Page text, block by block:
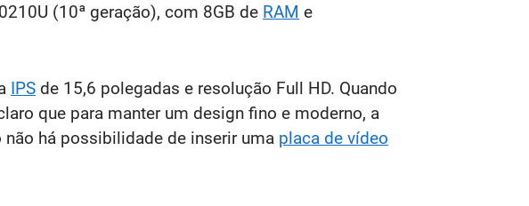
(10ª geração), com 8GB de RAM e
IPS de 15,6 polegadas e resolução Full HD. Quando
que para manter um design fino e moderno, a
há possibilidade de inserir uma placa de vídeo